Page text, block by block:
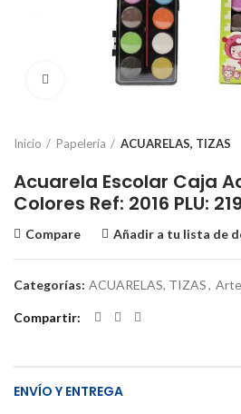
Click to enlarge
Inicio Papelería ACUARELAS, TIZAS
Acuarela Escolar Caja
Colores Ref: 2016 PLU:
Compare Añadir a tu lista de
Categorías: ACUARELAS, TIZAS, Arte
Compartir
ENVÍO Y ENTREGA